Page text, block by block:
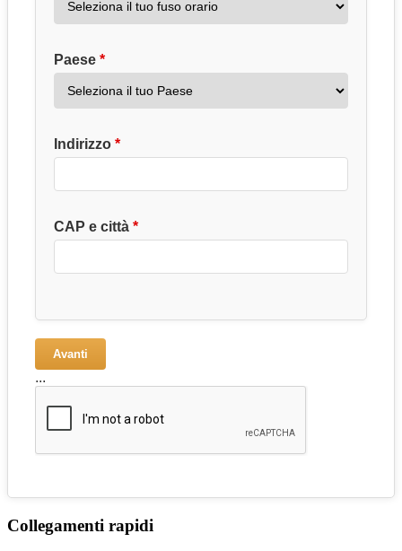
Paese
Indirizzo
CAP e città
Avanti
...
Collegamenti rapidi